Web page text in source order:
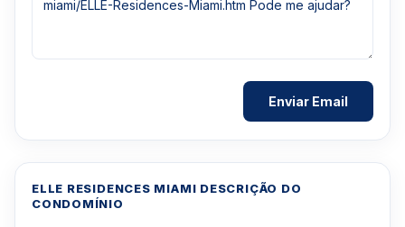
ELLE RESIDENCES MIAMI DESCRIÇÃO DO
CONDOMÍNIO